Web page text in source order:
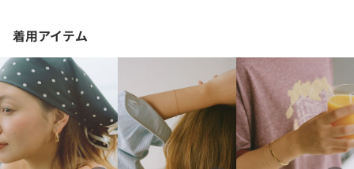
着用アイテム